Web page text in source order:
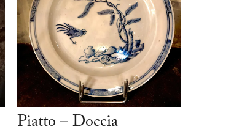
Piatto – Doccia